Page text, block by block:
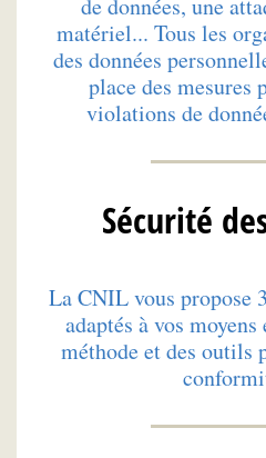
de données, une
matériel... Tous les
des données
place des mesures
violations de
Sécurité
La CNIL vous propose
adaptés à vos
méthode et des outils